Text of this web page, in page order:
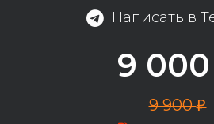
Написать в
9 000
9 900₽